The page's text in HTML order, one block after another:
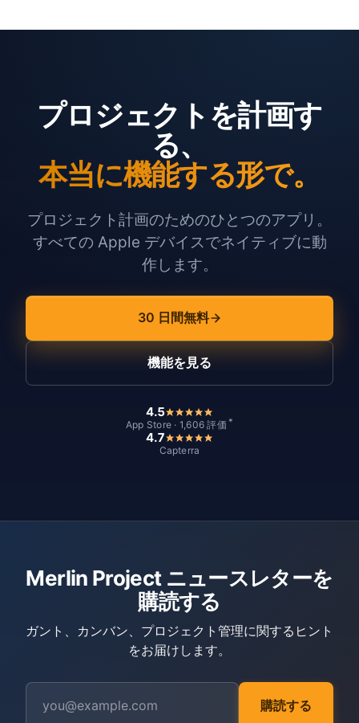
プロジェクトを計画す
る、
本当に機能する形で。
プロジェクト計画のためのひとつのアプリ。
すべての Apple デバイスでネイティブに動
作します。
30 日間無料
機能を見る
4.5
App Store · 1,606 評価 *
4.7
Capterra
Merlin Project ニュースレターを
購読する
ガント、カンバン、プロジェクト管理に関するヒント
をお届けします。
購読する